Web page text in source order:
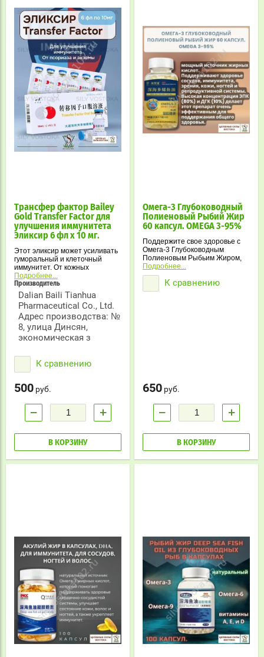
Трансфер фактор Bailey
Gold Transfer Factor для
улучшения иммунитета
Эликсир 6 фл х 10 мг.
Этот эликсир может усиливать
гуморальный и клеточный
иммунитет. От кожных
заболеваний, от герпеса,
псориаза и экземы.
Он используется для
адъювантного лечения
вирусных или грибковых
внутриклеточных инфекций,
которые трудно
контролировать некоторыми
опоясывающий герпес,
эпидемический энцефалит,
инфекция Candida albicans,
вирусный миокардит и т. д. Он
также может использоваться в
лечения злокачественных
опухолей; этот продукт может
для снижения тромбоцитов
крови, синдроме
множественной инфекции,
хронических Заболеваний
иммунной недостаточности,
Подробнее...
Производитель
Dalian Baili Tianhua
Pharmaceutical Co., Ltd.
Адрес производства: №
8, улица Динсян,
экономическая з
К сравнению
500 руб.
− +
В КОРЗИНУ
Омега-3 Глубоководный
Полиеновый Рыбий Жир
60 капсул. OMEGA 3-95%
Поддержите свое здоровье с
Омега-3 Глубоководным
Полиеновым Рыбьим Жиром,
содержащим 95% полезных
жирных кислот. Идеальный
выбор для здоровья сердца,
иммунитета и красоты!
Подробнее...
К сравнению
650 руб.
− +
В КОРЗИНУ